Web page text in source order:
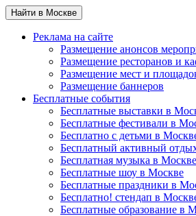
Найти в Москве
Реклама на сайте
Размещение анонсов
Размещение ресторанов и
Размещение мест и
Размещение баннеров
Бесплатные события
Бесплатные выставки в
Бесплатные фестивали в
Бесплатно с детьми в
Бесплатный активный
Бесплатная музыка в Москве
Бесплатные шоу в Москве
Бесплатные праздники в
Бесплатно! стендап в
Бесплатные образование в